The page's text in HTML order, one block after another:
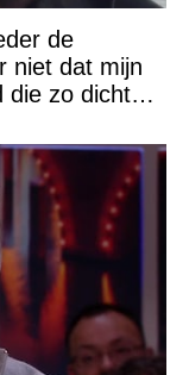
de
niet dat mijn
die zo dichtbij